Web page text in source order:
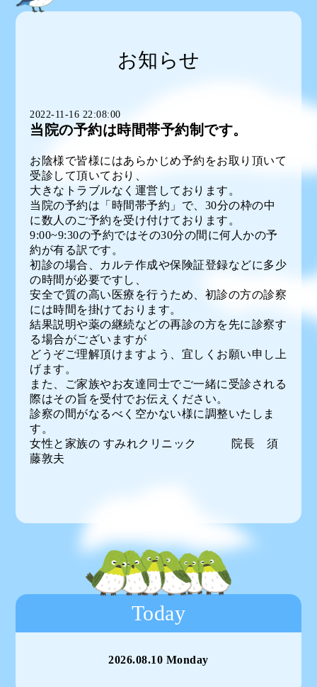
お知らせ
2022-11-16 22:08:00
当院の予約は時間帯予約制です。
お陰様で皆様にはあらかじめ予約をお取り頂いて
受診して頂いており、
大きなトラブルなく運営しております。
当院の予約は「時間帯予約」で、30分の枠の中
に数人のご予約を受け付けております。
9:00~9:30の予約ではその30分の間に何人かの予
約が有る訳です。
初診の場合、カルテ作成や保険証登録などに多少
の時間が必要ですし、
安全で質の高い医療を行うため、初診の方の診察
には時間を掛けております。
結果説明や薬の継続などの再診の方を先に診察す
る場合がございますが
どうぞご理解頂けますよう、宜しくお願い申し上
げます。
また、ご家族やお友達同士でご一緒に受診される
際はその旨を受付でお伝えください。
診察の間がなるべく空かない様に調整いたしま
す。
女性と家族の すみれクリニック 院長 須
藤敦夫
Today
2026.08.10 Monday